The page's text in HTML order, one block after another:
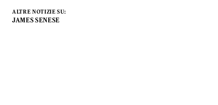
ALTRE NOTIZIE SU:
JAMES SENESE